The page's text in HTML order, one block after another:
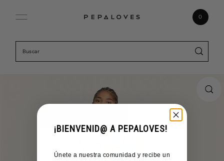
0
¡BIENVENID@ A PEPALOVES!
Únete a nuestra comunidad y recibe un